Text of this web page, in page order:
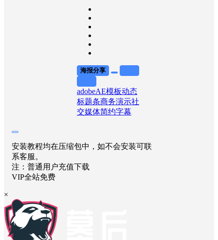
海报分享
adobeAE模板动态
标题条商务演示社
交媒体简约字幕
安装教程均在压缩包中，如不会安装可联
系客服。
注：普通用户充值下载
VIP全站免费
×